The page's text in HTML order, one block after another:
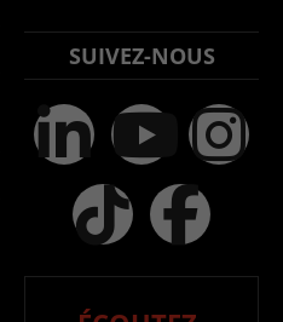
SUIVEZ-NOUS